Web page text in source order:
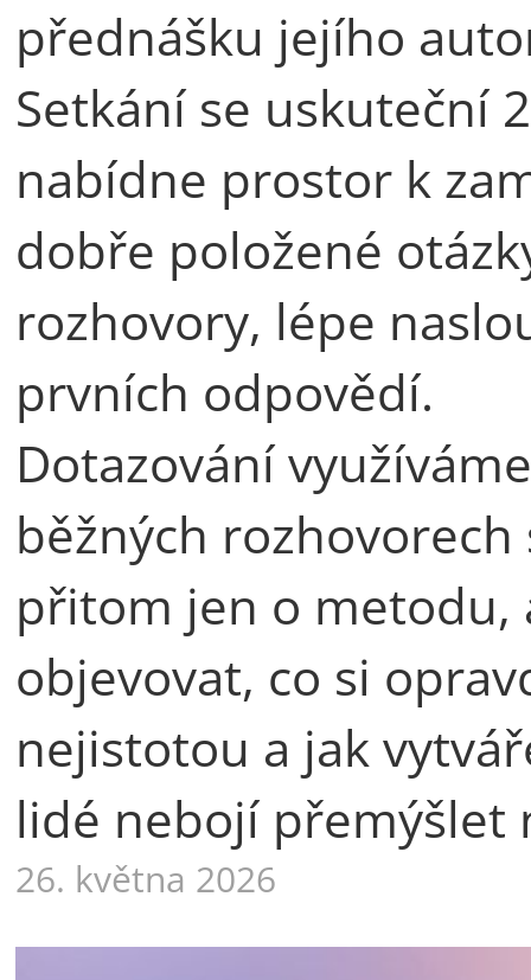
přednášku jejího
Setkání se uskuteční
nabídne prostor k
dobře položené
rozhovory, lépe
prvních odpovědí.
Dotazování
běžných
přitom jen o metodu,
objevovat, co si
nejistotou a jak
lidé nebojí přemýšlet
26. května 2026